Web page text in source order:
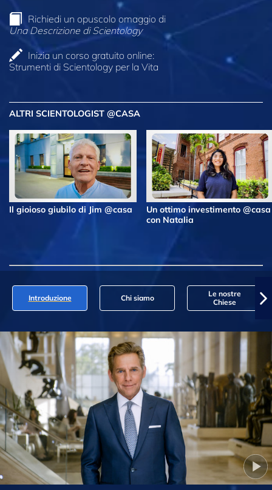
Richiedi un opuscolo omaggio di
Una Descrizione di Scientology
Inizia un corso gratuito online:
Strumenti di Scientology per la Vita
ALTRI SCIENTOLOGIST @CASA
Il gioioso giubilo di Jim @casa
Un ottimo investimento @casa
con Natalia
Introduzione Chi siamo
Le nostre
Chiese